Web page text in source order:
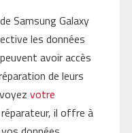
Samsung Galaxy
les données
avoir accès
de leurs
votre
il offre à